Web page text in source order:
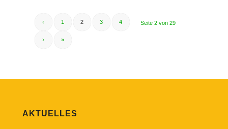
Seite 2 von 29
‹ 1 2 3 4
› »
AKTUELLES